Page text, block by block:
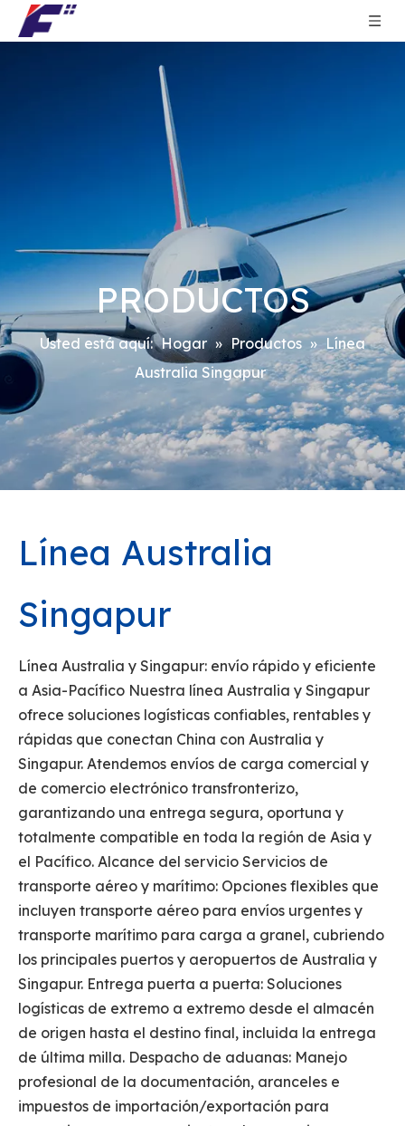
PRODUCTOS
Usted está aquí: Hogar » Productos » Línea
Australia Singapur
Línea Australia
Singapur
Línea Australia y Singapur: envío rápido y eficiente
a Asia-Pacífico Nuestra línea Australia y Singapur
ofrece soluciones logísticas confiables, rentables y
rápidas que conectan China con Australia y
Singapur. Atendemos envíos de carga comercial y
de comercio electrónico transfronterizo,
garantizando una entrega segura, oportuna y
totalmente compatible en toda la región de Asia y
el Pacífico. Alcance del servicio Servicios de
transporte aéreo y marítimo: Opciones flexibles que
incluyen transporte aéreo para envíos urgentes y
transporte marítimo para carga a granel, cubriendo
los principales puertos y aeropuertos de Australia y
Singapur. Entrega puerta a puerta: Soluciones
logísticas de extremo a extremo desde el almacén
de origen hasta el destino final, incluida la entrega
de última milla. Despacho de aduanas: Manejo
profesional de la documentación, aranceles e
impuestos de importación/exportación para